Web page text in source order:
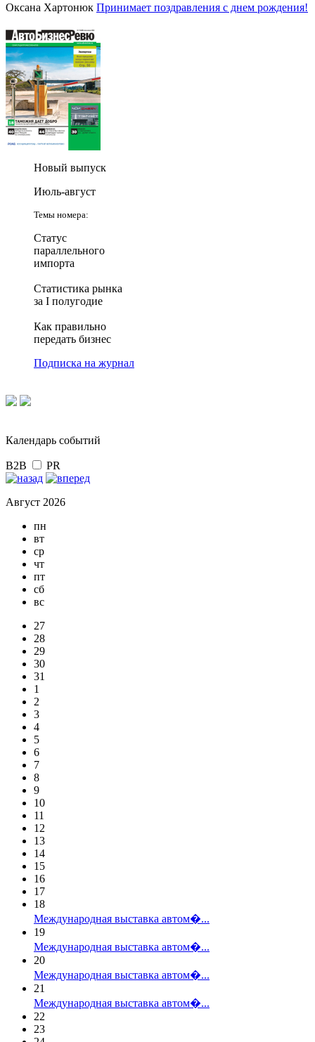
Оксана Хартонюк Принимает поздравления с днем рождения!
Новый выпуск
Июль-август
Темы номера:
Статус
параллельного
импорта
Статистика рынка
за I полугодие
Как правильно
передать бизнес
Подписка на журнал
Календарь событий
B2B PR
Август 2026
пн
вт
ср
чт
пт
сб
вс
27
28
29
30
31
1
2
3
4
5
6
7
8
9
10
11
12
13
14
15
16
17
18
Международная выставка автом�...
19
Международная выставка автом�...
20
Международная выставка автом�...
21
Международная выставка автом�...
22
23